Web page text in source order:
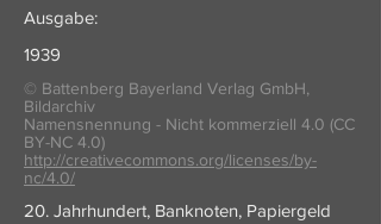
Ausgabe:
1939
© Battenberg Bayerland Verlag GmbH,
Bildarchiv
Namensnennung - Nicht kommerziell 4.0 (CC
BY-NC 4.0)
http://creativecommons.org/licenses/by-
nc/4.0/
20. Jahrhundert, Banknoten, Papiergeld